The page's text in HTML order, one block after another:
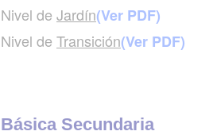
Nivel de Jardín(Ver PDF)
Nivel de Transición(Ver PDF)
Básica Secundaria